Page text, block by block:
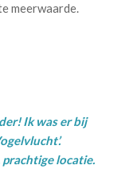
meerwaarde.
Ik was er bij
locatie.